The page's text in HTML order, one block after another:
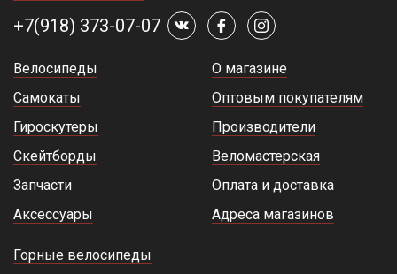
+7(918) 373-07-07
Велосипеды
Самокаты
Гироскутеры
Скейтборды
Запчасти
Аксессуары
О магазине
Оптовым покупателям
Производители
Веломастерская
Оплата и доставка
Адреса магазинов
Горные велосипеды